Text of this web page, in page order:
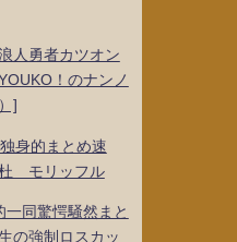
人勇者カツオン
！のナンノ
]
身的まとめ速
杜 モリッフル
同驚愕騒然まと
の強制ロスカッ